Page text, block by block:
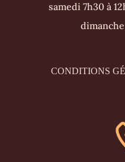
samedi 7h30 à
CONDITIONS